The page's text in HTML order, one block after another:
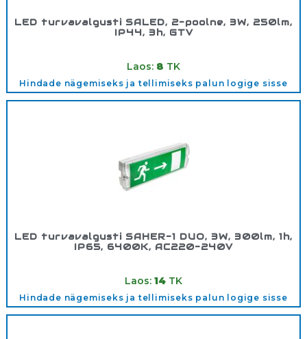
LED turvavalgusti SALED, 2-poolne, 3W, 250lm,
IP44, 3h, GTV
Laos: 8 TK
Hindade nägemiseks ja tellimiseks palun logige sisse
LED turvavalgusti SAHER-1 DUO, 3W, 300lm, 1h,
IP65, 6400K, AC220-240V
Laos: 14 TK
Hindade nägemiseks ja tellimiseks palun logige sisse